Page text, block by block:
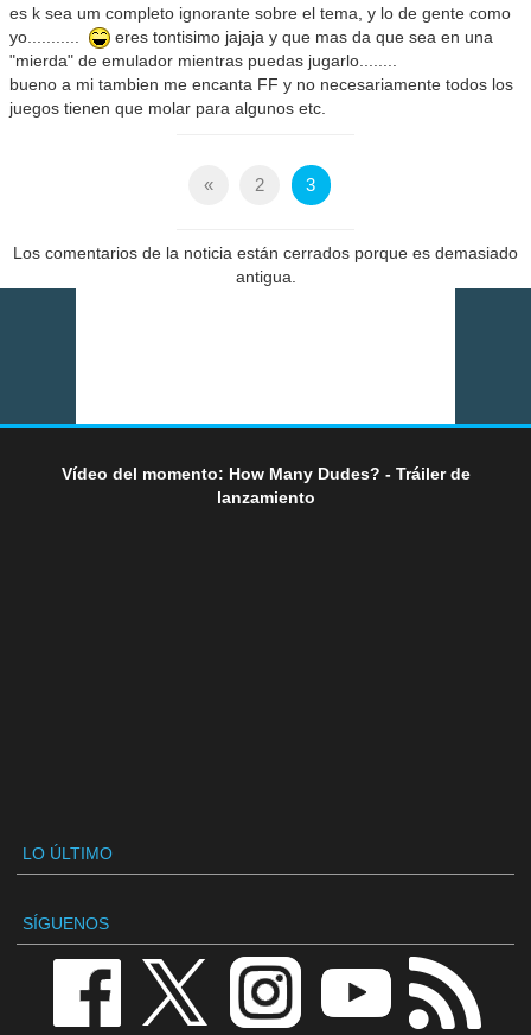
es k sea um completo ignorante sobre el tema, y lo de gente como
yo...........
eres tontisimo jajaja y que mas da que sea en una
"mierda" de emulador mientras puedas jugarlo........
bueno a mi tambien me encanta FF y no necesariamente todos los
juegos tienen que molar para algunos etc.
« 2 3
Los comentarios de la noticia están cerrados porque es demasiado
antigua.
Vídeo del momento: How Many Dudes? - Tráiler de
lanzamiento
LO ÚLTIMO
SÍGUENOS